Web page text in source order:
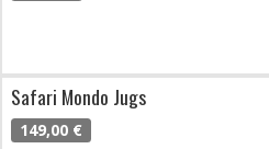
Safari Mondo Jugs
149,00 €